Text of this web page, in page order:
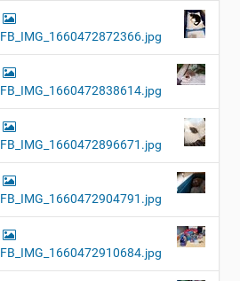
FB_IMG_1660472872366.jpg
FB_IMG_1660472838614.jpg
FB_IMG_1660472896671.jpg
FB_IMG_1660472904791.jpg
FB_IMG_1660472910684.jpg